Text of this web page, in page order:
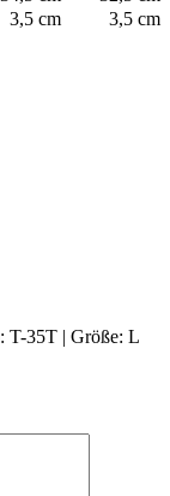
3,5 cm 3,5 cm
T-35T | Größe: L